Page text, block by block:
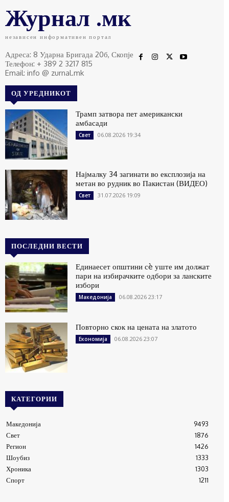
Журнал .мк
независен информативен портал
Адреса: 8 Ударна Бригада 20б, Скопје
Телефон: + 389 2 3217 815
Email: info @ zurnal.mk
ОД УРЕДНИКОТ
Трамп затвора пет американски
амбасади
Свет 06.08.2026 19:34
Најмалку 34 загинати во експлозија на
метан во рудник во Пакистан (ВИДЕО)
Свет 31.07.2026 19:09
ПОСЛЕДНИ ВЕСТИ
Единаесет општини сè уште им должат
пари на избирачките одбори за ланските
избори
Македонија 06.08.2026 23:17
Повторно скок на цената на златото
Економија 06.08.2026 23:07
КАТЕГОРИИ
Македонија
9493
Свет
1876
Регион
1426
Шоубиз
1333
Хроника
1303
Спорт
1211